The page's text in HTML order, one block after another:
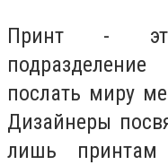
Принт -
послать миру
Дизайнеры
лишь